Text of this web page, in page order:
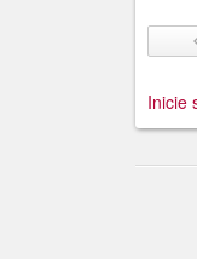
Inicie